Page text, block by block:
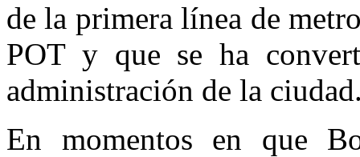
de la primera línea de
POT y que se ha
administración de la
En momentos en que